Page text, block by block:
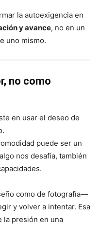
la autoexigencia en
y avance, no en un
uno mismo.
no como
en usar el deseo de
puede ser un
nos desafía, también
como de fotografía—
y volver a intentar. Esa
presión en una